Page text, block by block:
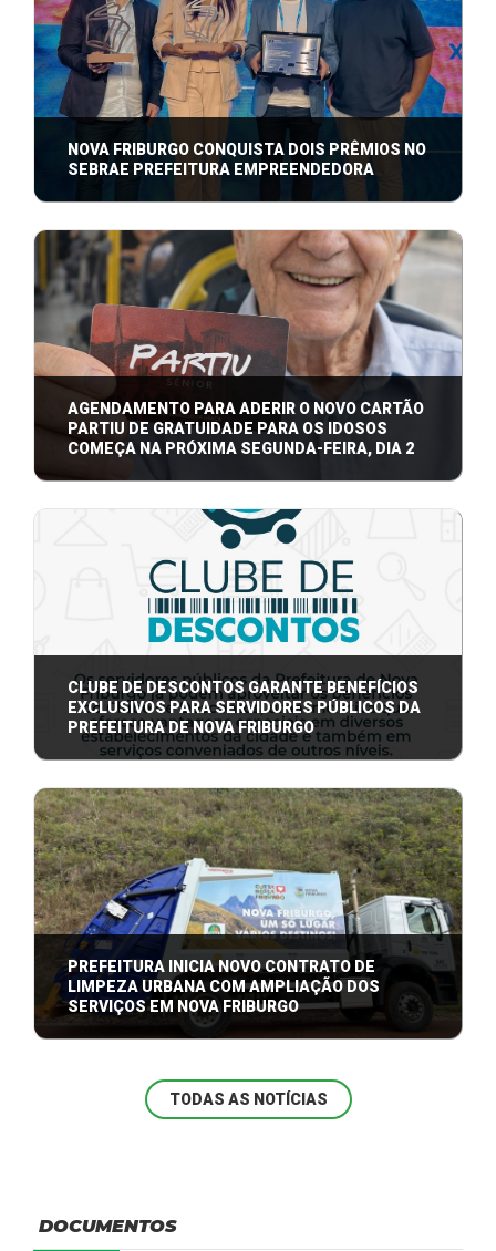
NOVA FRIBURGO CONQUISTA DOIS PRÊMIOS NO
SEBRAE PREFEITURA EMPREENDEDORA
colocam o município entre os destaque ...
AGENDAMENTO PARA ADERIR O NOVO CARTÃO
PARTIU DE GRATUIDADE PARA OS IDOSOS
COMEÇA NA PRÓXIMA SEGUNDA-FEIRA, DIA 2
nascimento, com agendamento online ou po ...
CLUBE DE DESCONTOS GARANTE BENEFÍCIOS
EXCLUSIVOS PARA SERVIDORES PÚBLICOS DA
PREFEITURA DE NOVA FRIBURGO
saúde, farmácias, academias, salões de b ...
PREFEITURA INICIA NOVO CONTRATO DE
LIMPEZA URBANA COM AMPLIAÇÃO DOS
SERVIÇOS EM NOVA FRIBURGO
marca uma nova fase de reorganização, ...
TODAS AS NOTÍCIAS
DOCUMENTOS